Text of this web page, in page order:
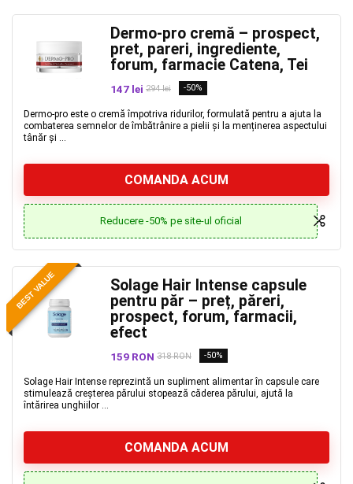
Dermo-pro cremă – prospect,
pret, pareri, ingrediente,
forum, farmacie Catena, Tei
147 lei 294 lei -50%
Dermo-pro este o cremă împotriva ridurilor, formulată pentru a ajuta la
combaterea semnelor de îmbătrânire a pielii și la menținerea aspectului
tânăr și ...
COMANDA ACUM
Reducere -50% pe site-ul oficial
BEST VALUE
Solage Hair Intense capsule
pentru păr – preț, păreri,
prospect, forum, farmacii,
efect
159 RON 318 RON -50%
Solage Hair Intense reprezintă un supliment alimentar în capsule care
stimulează creșterea părului stopează căderea părului, ajută la
întărirea unghiilor ...
COMANDA ACUM